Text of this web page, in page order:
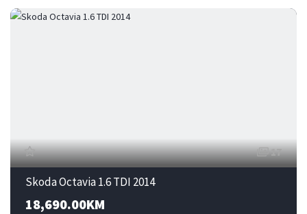
17
Skoda Octavia 1.6 TDI 2014
18,690.00KM